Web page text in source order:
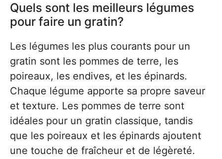
Quels sont les meilleurs légumes
pour faire un gratin?
Les légumes les plus courants pour un
gratin sont les pommes de terre, les
poireaux, les endives, et les épinards.
Chaque légume apporte sa propre saveur
et texture. Les pommes de terre sont
idéales pour un gratin classique, tandis
que les poireaux et les épinards ajoutent
une touche de fraîcheur et de légèreté.